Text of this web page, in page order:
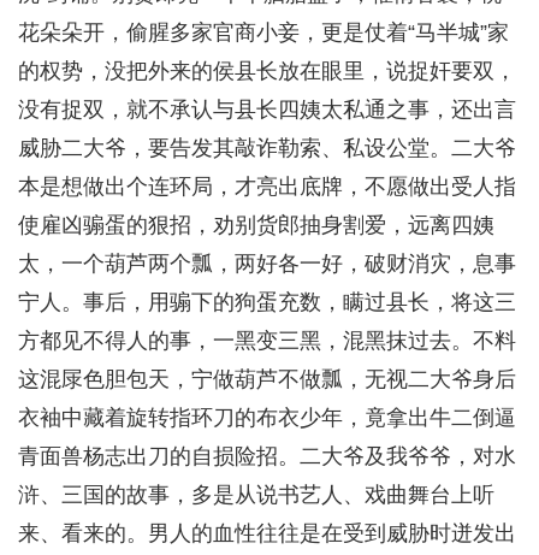
花朵朵开，偷腥多家官商小妾，更是仗着“马半城”家
的权势，没把外来的侯县长放在眼里，说捉奸要双，
没有捉双，就不承认与县长四姨太私通之事，还出言
威胁二大爷，要告发其敲诈勒索、私设公堂。二大爷
本是想做出个连环局，才亮出底牌，不愿做出受人指
使雇凶骟蛋的狠招，劝别货郎抽身割爱，远离四姨
太，一个葫芦两个瓢，两好各一好，破财消灾，息事
宁人。事后，用骟下的狗蛋充数，瞒过县长，将这三
方都见不得人的事，一黑变三黑，混黑抹过去。不料
这混㞗色胆包天，宁做葫芦不做瓢，无视二大爷身后
衣袖中藏着旋转指环刀的布衣少年，竟拿出牛二倒逼
青面兽杨志出刀的自损险招。二大爷及我爷爷，对水
浒、三国的故事，多是从说书艺人、戏曲舞台上听
来、看来的。男人的血性往往是在受到威胁时迸发出